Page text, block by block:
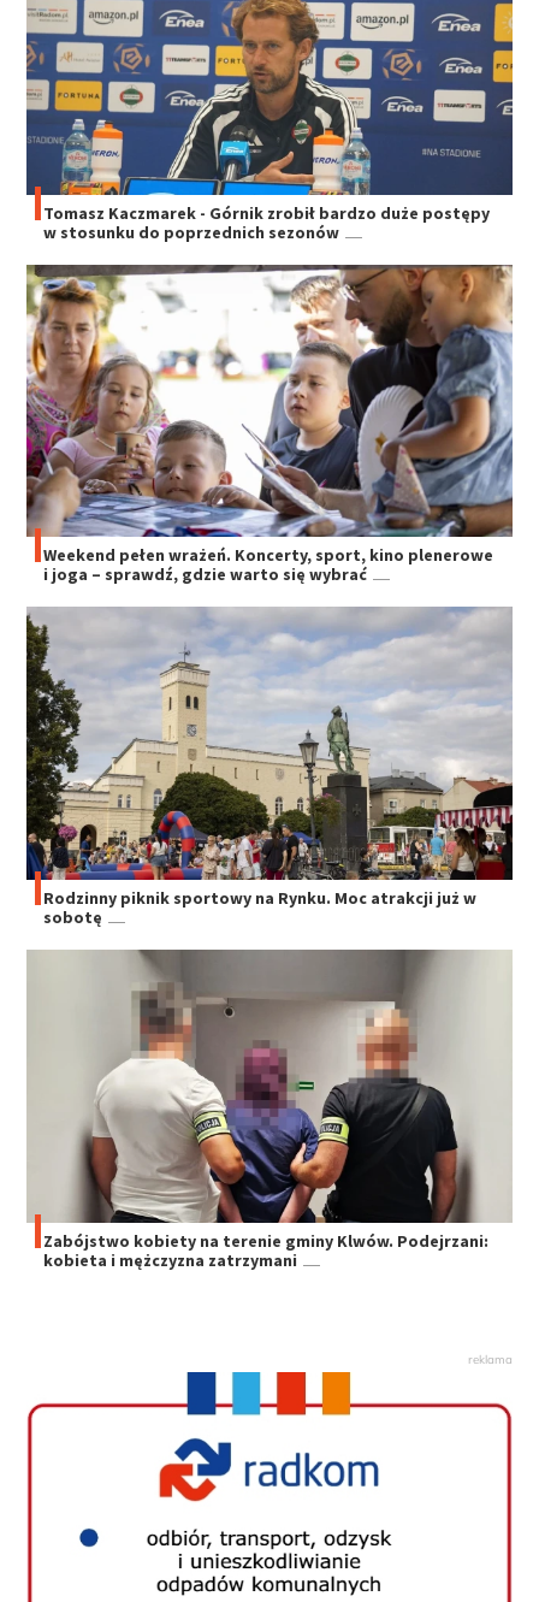
Tomasz Kaczmarek - Górnik zrobił bardzo duże postępy
w stosunku do poprzednich sezonów
Weekend pełen wrażeń. Koncerty, sport, kino plenerowe
i joga – sprawdź, gdzie warto się wybrać
Rodzinny piknik sportowy na Rynku. Moc atrakcji już w
sobotę
Zabójstwo kobiety na terenie gminy Klwów. Podejrzani:
kobieta i mężczyzna zatrzymani